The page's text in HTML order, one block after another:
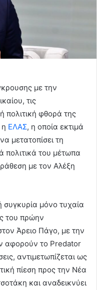
με την
τις
πολιτική φθορά της
η ΕΛΑΣ, η οποία εκτιμά
μετατοπίσει τη
πολιτικά του μέτωπα
με τον Αλέξη
συγκυρία μόνο τυχαία
του πρώην
Άρειο Πάγο, με την
αφορούν το Predator
αντιμετωπίζεται ως
πίεση προς την Νέα
και αναδεικνύει